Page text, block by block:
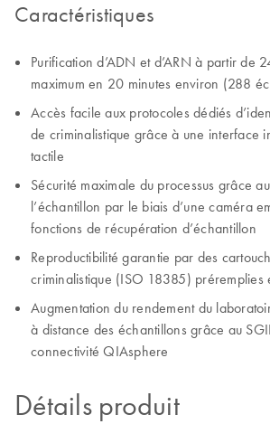
Caractéristiques
Purification d’ADN et d’ARN à partir de
maximum en 20 minutes environ (288
Accès facile aux protocoles dédiés
de criminalistique grâce à une interface
tactile
Sécurité maximale du processus grâce
l’échantillon par le biais d’une caméra
fonctions de récupération d’échantillon
Reproductibilité garantie par des
criminalistique (ISO 18385) préremplies
Augmentation du rendement du
à distance des échantillons grâce au
connectivité QIAsphere
Détails produit